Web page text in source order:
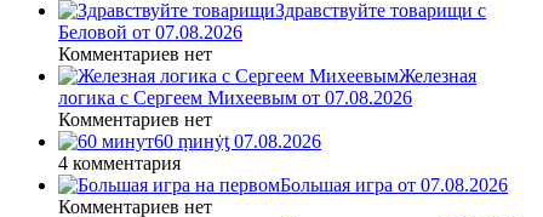
Здравствуйте товарищи с
Беловой от 07.08.2026
Комментариев нет
Железная
логика с Сергеем Михеевым от 07.08.2026
Комментариев нет
60 ṃинẏƫ 07.08.2026
4 комментария
Большая игра от 07.08.2026
Комментариев нет